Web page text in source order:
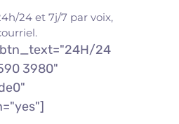
24 et 7j/7 par voix,
24
3980"